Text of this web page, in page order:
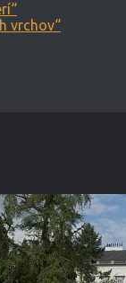
vrchov“